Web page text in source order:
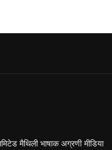
मैथिली भाषाक अग्रणी मीडिया